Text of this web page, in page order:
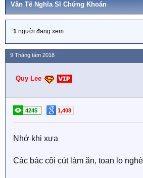
Văn Tế Nghĩa Sĩ Chứng Khoán
1 người đang xem
9 Tháng tám 2018
Quy Lee
4245 1,408
Nhớ khi xưa
Các bác côi cút làm ăn, toan lo